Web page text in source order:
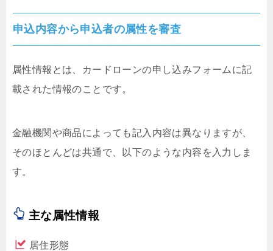
申込内容から申込者の属性を審査
属性情報とは、カードローンの申し込みフォームに記
載された情報のことです。
金融機関や商品によっても記入内容は異なりますが、
そのほとんどは共通で、以下のような内容を入力しま
す。
主な属性情報
居住形態